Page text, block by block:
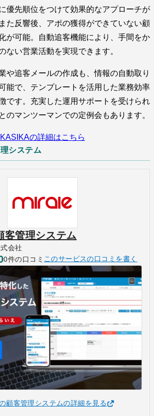
優先順位をつけて効果的なアプローチが
た反響後、アポの獲得ができていない顧
が可能。自動追客機能により、手間をか
ない営業活動を実現できます。
や追客メールの作成も、情報の自動取り
能で、テンプレートを活用した業務効率
です。充実した運用サポートを受けられ
のマンツーマンでの定例会もあります。
KASIKAの詳細はこちら
システム
客管理システム
会社
0件の口コミ このサービスの口コミを書く
顧客管理システムの詳細を見る